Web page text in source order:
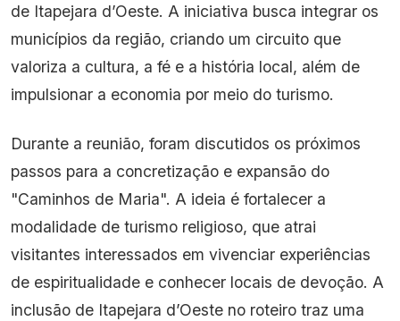
de Itapejara d’Oeste. A iniciativa busca integrar os
municípios da região, criando um circuito que
valoriza a cultura, a fé e a história local, além de
impulsionar a economia por meio do turismo.
Durante a reunião, foram discutidos os próximos
passos para a concretização e expansão do
"Caminhos de Maria". A ideia é fortalecer a
modalidade de turismo religioso, que atrai
visitantes interessados em vivenciar experiências
de espiritualidade e conhecer locais de devoção. A
inclusão de Itapejara d’Oeste no roteiro traz uma